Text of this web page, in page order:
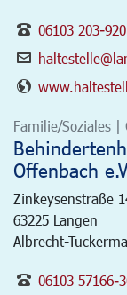
06103 203-920
Familie/Soziales |
Offenbach
Zinkeysenstraße
63225 Langen
Albrecht-
06103 57166-